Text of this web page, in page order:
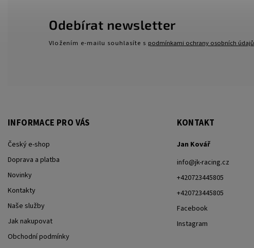
INFORMACE PRO VÁS
Český e-shop
Doprava a platba
Novinky
Kontakty
Naše služby
Jak nakupovat
Obchodní podmínky
KONTAKT
Jan Kovář
info@jk-racing.cz
+420723445805
+420723445805
Facebook
Instagram
Odebírat newsletter
Vložením e-mailu souhlasíte s podmínkami ochrany osobních údajů